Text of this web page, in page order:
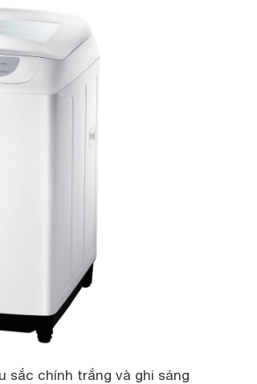
sắc chính trắng và ghi sáng